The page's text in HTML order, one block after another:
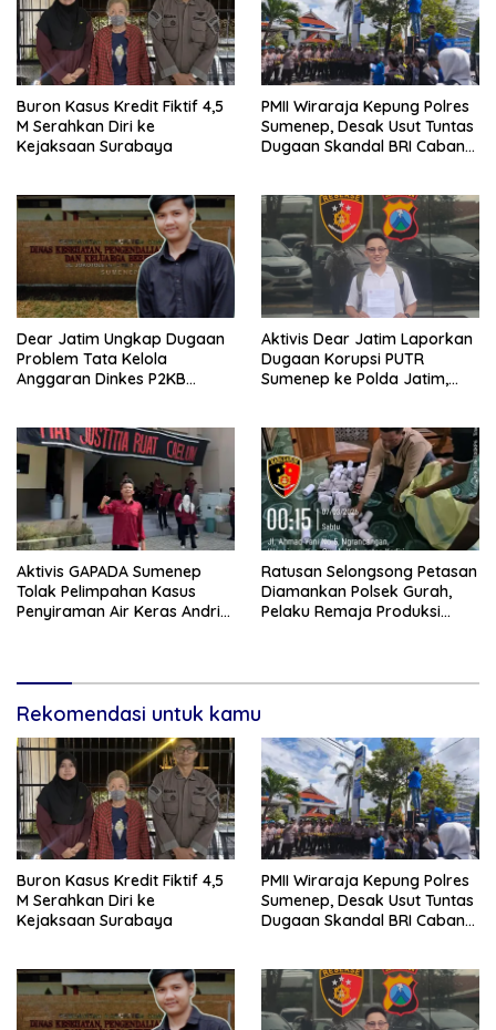
Buron Kasus Kredit Fiktif 4,5
M Serahkan Diri ke
Kejaksaan Surabaya
PMII Wiraraja Kepung Polres
Sumenep, Desak Usut Tuntas
Dugaan Skandal BRI Cabang
Dear Jatim Ungkap Dugaan
Problem Tata Kelola
Anggaran Dinkes P2KB
Aktivis Dear Jatim Laporkan
Dugaan Korupsi PUTR
Sumenep ke Polda Jatim,
Aktivis GAPADA Sumenep
Tolak Pelimpahan Kasus
Penyiraman Air Keras Andrie
Ratusan Selongsong Petasan
Diamankan Polsek Gurah,
Pelaku Remaja Produksi
Rekomendasi untuk kamu
Buron Kasus Kredit Fiktif 4,5
M Serahkan Diri ke
Kejaksaan Surabaya
PMII Wiraraja Kepung Polres
Sumenep, Desak Usut Tuntas
Dugaan Skandal BRI Cabang